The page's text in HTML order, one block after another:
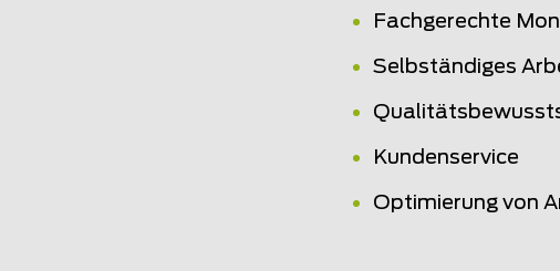
Fachgerechte
Selbständiges
Kundenservice
Optimierung von